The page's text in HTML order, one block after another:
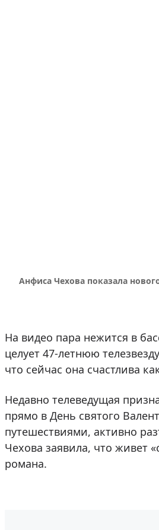
Анфиса Чехова показала
На видео пара нежится в
целует 47-летнюю
что сейчас она счастлива
Недавно телеведущая
прямо в День святого
путешествиями, активно
Чехова заявила, что живет
романа.